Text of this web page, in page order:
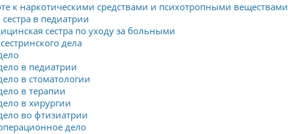
к наркотическими средствами и психотропными веществами
в педиатрии
сестра по уходу за больными
дела
в педиатрии
в стоматологии
в терапии
в хирургии
во фтизиатрии
дело